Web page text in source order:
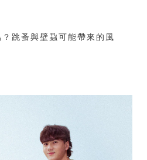
跳蚤與壁蝨可能帶來的風